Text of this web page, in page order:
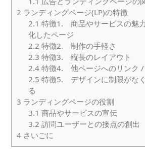
2 ランディングページ(LP)の特徴
2.1 特徴1. 商品やサービスの魅
化したページ
2.2 特徴2. 制作の手軽さ
2.3 特徴3. 縦長のレイアウト
2.4 特徴4. 他ページへのリンク /
2.5 特徴5. デザインに制限がな
る
3 ランディングページの役割
3.1 商品やサービスの宣伝
3.2 訪問ユーザーとの接点の創出
4 さいごに